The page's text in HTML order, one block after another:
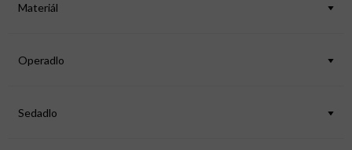
Materiál
Operadlo
Sedadlo